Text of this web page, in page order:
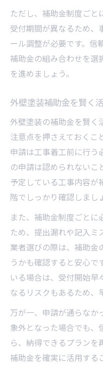
ただし、補助金制度ごと
受付期間が異なるため、
ール調整が必要です。信
補助金の組み合わせを選
を進めましょう。
外壁塗装補助金を賢く
外壁塗装の補助金を賢く
注意点を押さえておくこ
申請は工事着工前に行う
の申請は認められないこ
予定している工事内容が
階でしっかり確認しまし
また、補助金制度ごとに
ため、提出漏れや記入ミ
業者選びの際は、補助金
うかも確認すると安心で
いる場合は、受付開始早
なるリスクもあるため、
万が一、申請が通らなか
象外となった場合でも、
ら、納得できるプランを
補助金を確実に活用する